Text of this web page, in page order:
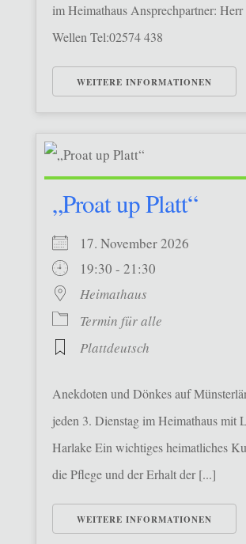
im Heimathaus Ansprechpartner: Herr
Wellen Tel:02574 438
WEITERE INFORMATIONEN
„Proat up Platt“
17. November 2026
19:30 - 21:30
Heimathaus
Termin für alle
Plattdeutsch
Anekdoten und Dönkes auf
jeden 3. Dienstag im Heimathaus mit
Harlake Ein wichtiges heimatliches
die Pflege und der Erhalt der [...]
WEITERE INFORMATIONEN